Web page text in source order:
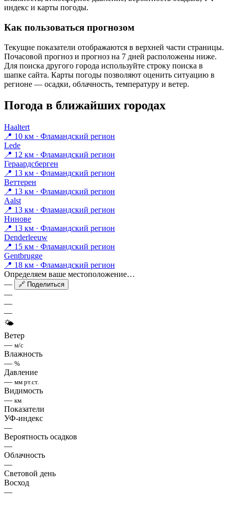
индекс и карты погоды.
Как пользоваться прогнозом
Текущие показатели отображаются в верхней части страницы.
Почасовой прогноз и прогноз на 7 дней расположены ниже.
Для поиска другого города используйте строку поиска в
шапке сайта. Карты погоды позволяют оценить ситуацию в
регионе — осадки, облачность, температуру и ветер.
Погода в ближайших городах
Haaltert
📍 10 км · Фламандский регион
Lede
📍 12 км · Фламандский регион
Гераардсберген
📍 13 км · Фламандский регион
Веттерен
📍 13 км · Фламандский регион
Aalst
📍 13 км · Фламандский регион
Нинове
📍 13 км · Фламандский регион
Denderleeuw
📍 15 км · Фламандский регион
Gentbrugge
📍 18 км · Фламандский регион
Определяем ваше местоположение…
—
🔗 Поделиться
—
—
—
🌤
Ветер
— м/с
Влажность
— %
Давление
— мм рт.ст.
Видимость
— км
Показатели
УФ-индекс
—
Вероятность осадков
—
Облачность
—
Световой день
Восход
—